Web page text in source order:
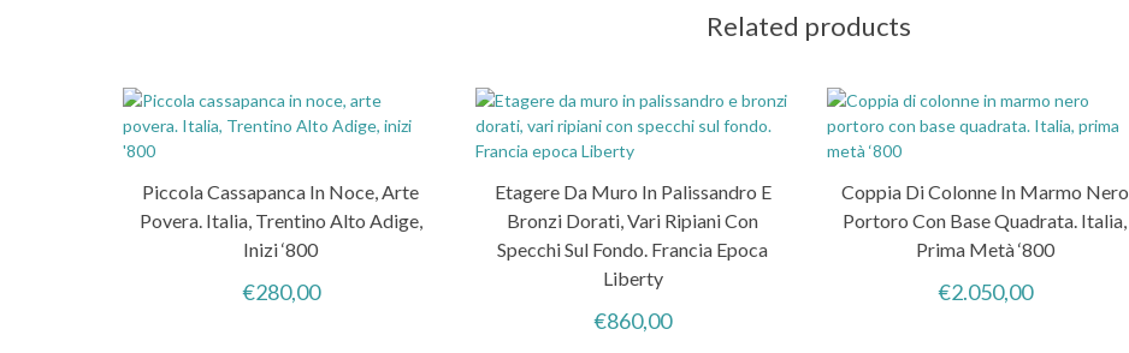
Related products
Piccola Cassapanca In Noce, Arte
Povera. Italia, Trentino Alto Adige,
Inizi ‘800
€280,00
Etagere Da Muro In Palissandro E
Bronzi Dorati, Vari Ripiani Con
Specchi Sul Fondo. Francia Epoca
Liberty
€860,00
Coppia Di Colonne In Marmo Nero
Portoro Con Base Quadrata. Italia,
Prima Metà ‘800
€2.050,00